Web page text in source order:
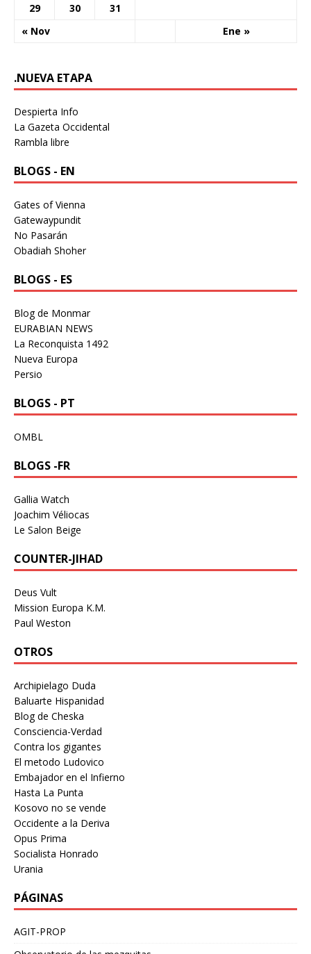
« Nov Ene »
29
30 31
.NUEVA ETAPA
Despierta Info
La Gazeta Occidental
Rambla libre
BLOGS - EN
Gates of Vienna
Gatewaypundit
No Pasarán
Obadiah Shoher
BLOGS - ES
Blog de Monmar
EURABIAN NEWS
La Reconquista 1492
Nueva Europa
Persio
BLOGS - PT
OMBL
BLOGS -FR
Gallia Watch
Joachim Véliocas
Le Salon Beige
COUNTER-JIHAD
Deus Vult
Mission Europa K.M.
Paul Weston
OTROS
Archipielago Duda
Baluarte Hispanidad
Blog de Cheska
Consciencia-Verdad
Contra los gigantes
El metodo Ludovico
Embajador en el Infierno
Hasta La Punta
Kosovo no se vende
Occidente a la Deriva
Opus Prima
Socialista Honrado
Urania
PÁGINAS
AGIT-PROP